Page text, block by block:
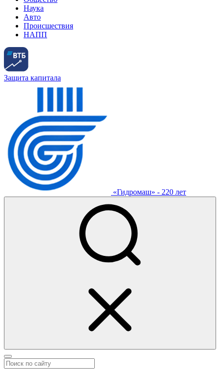
Наука
Авто
Происшествия
НАПП
Защита капитала
«Гидромаш» - 220 лет